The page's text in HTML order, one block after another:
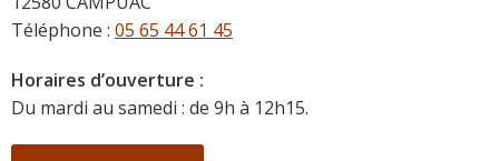
Téléphone : 05 65 44 61 45
Horaires d’ouverture :
Du mardi au samedi : de 9h à 12h15.